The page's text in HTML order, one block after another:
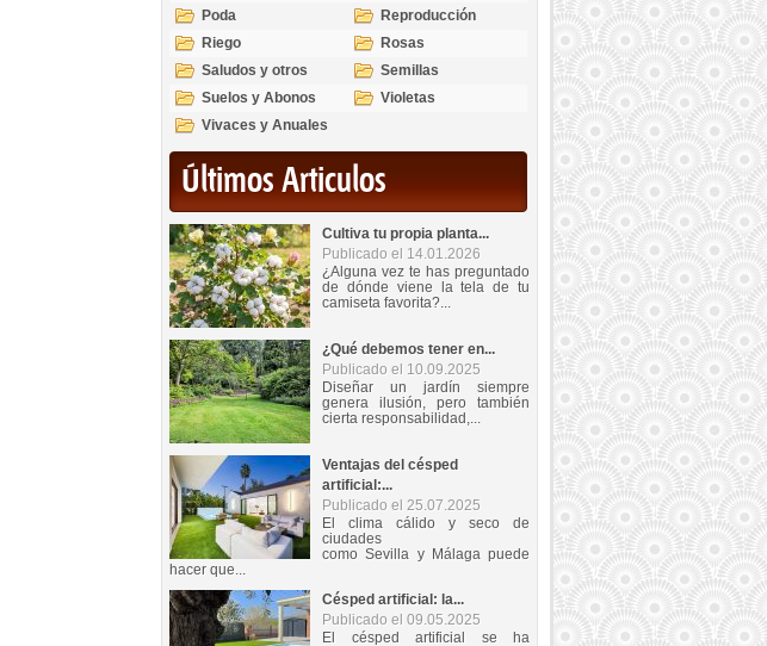
Poda
Reproducción
Riego
Rosas
Saludos y otros
temas
Semillas
Suelos y Abonos
Violetas
Vivaces y Anuales
Últimos Articulos
Cultiva tu propia planta...
Publicado el 14.01.2026
¿Alguna vez te has preguntado
de dónde viene la tela de tu
camiseta favorita?...
¿Qué debemos tener en...
Publicado el 10.09.2025
Diseñar un jardín siempre
genera ilusión, pero también
cierta responsabilidad,...
Ventajas del césped
artificial:...
Publicado el 25.07.2025
El clima cálido y seco de
ciudades
como Sevilla y Málaga puede
hacer que...
Césped artificial: la...
Publicado el 09.05.2025
El césped artificial se ha